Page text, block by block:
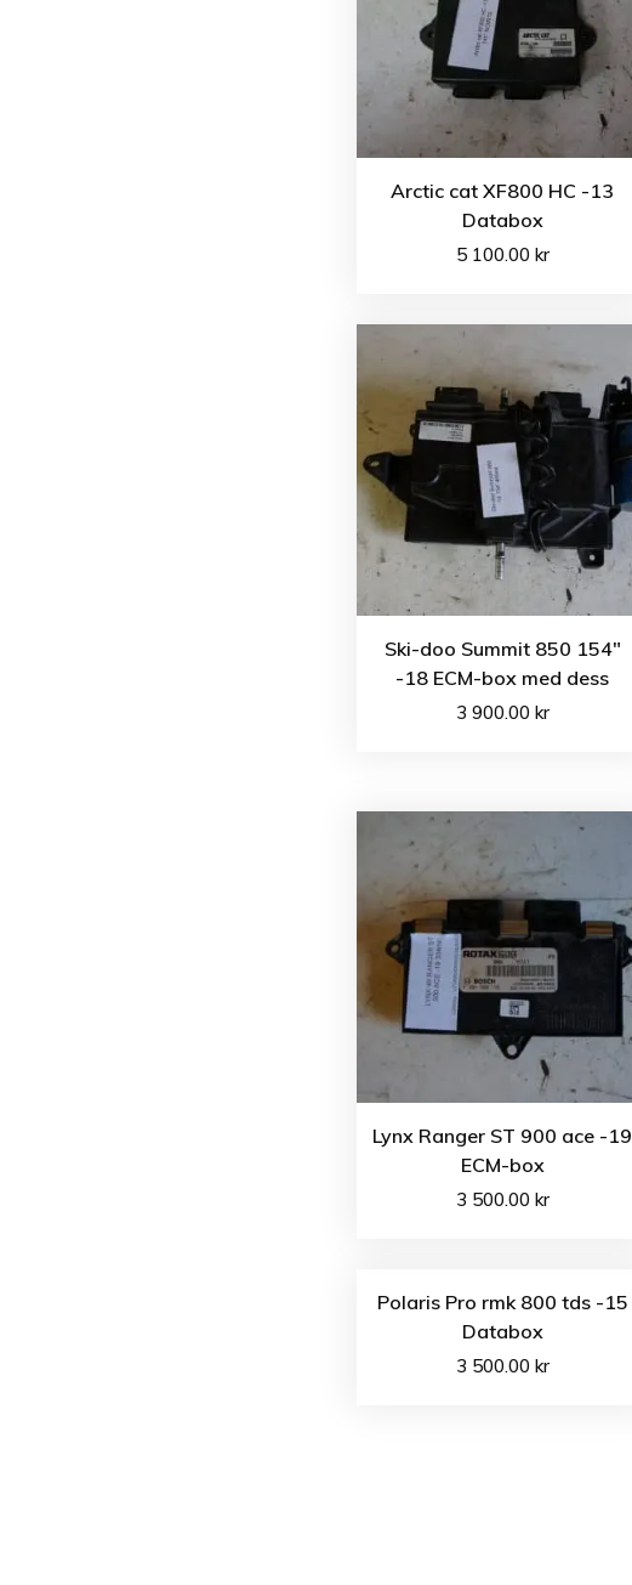
Arctic cat XF800 HC -13
Databox
5 100.00 kr
Ski-doo Summit 850 154″
-18 ECM-box med dess
3 900.00 kr
Lynx Ranger ST 900 ace -19
ECM-box
3 500.00 kr
Polaris Pro rmk 800 tds -15
Databox
3 500.00 kr